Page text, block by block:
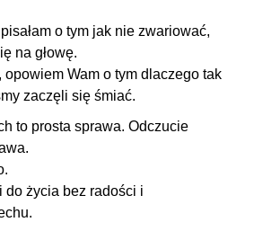
o tym jak nie zwariować,
na głowę.
opowiem Wam o tym dlaczego tak
zaczęli się śmiać.
to prosta sprawa. Odczucie
do życia bez radości i